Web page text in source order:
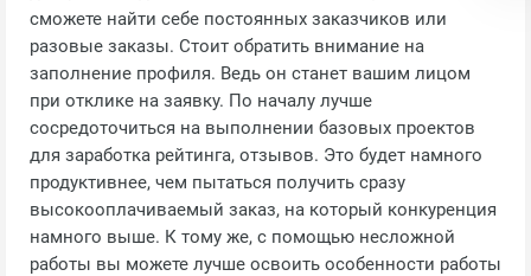
сможете найти себе постоянных заказчиков или
разовые заказы. Стоит обратить внимание на
заполнение профиля. Ведь он станет вашим лицом
при отклике на заявку. По началу лучше
сосредоточиться на выполнении базовых проектов
для заработка рейтинга, отзывов. Это будет намного
продуктивнее, чем пытаться получить сразу
высокооплачиваемый заказ, на который конкуренция
намного выше. К тому же, с помощью несложной
работы вы можете лучше освоить особенности работы